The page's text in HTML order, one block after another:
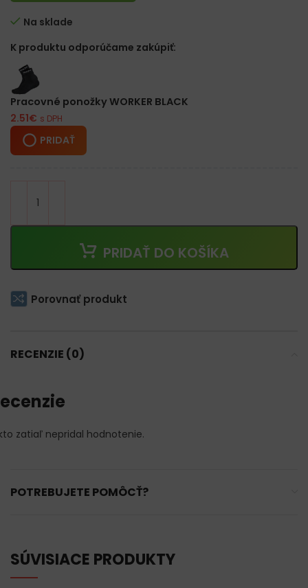
Na sklade
K produktu odporúčame zakúpiť:
Pracovné ponožky WORKER BLACK
2.51€ s DPH
PRIDAŤ
PRIDAŤ DO KOŠÍKA
Porovnať produkt
RECENZIE (0)
zatiaľ nepridal hodnotenie.
POTREBUJETE POMÔCŤ?
SÚVISIACE PRODUKTY